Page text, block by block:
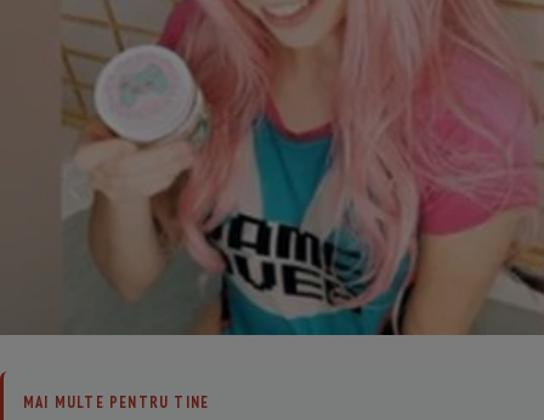
MAI MULTE PENTRU TINE